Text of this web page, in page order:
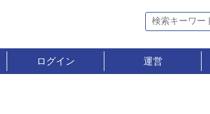
ログイン 運営